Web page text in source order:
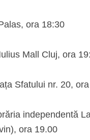
ora 18:30
Mall Cluj, ora
Sfatului nr. 20,
independentă
ora 19.00